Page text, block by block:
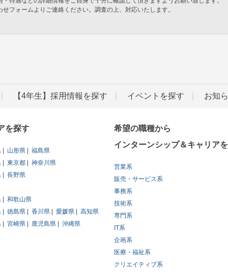
フォームよりご連絡ください。調査の上、対応いたします。
【4年生】採用情報を探す イベントを探す お知
を探す
山形県
福島県
東京都
神奈川県
長野県
和歌山県
徳島県 香川県 愛媛県
高知県
宮崎県 鹿児島県 沖縄県
希望の職種から
インターンシップ＆キャリア
営業系
販売・サービス系
事務系
技術系
専門系
IT系
企画系
医療・福祉系
クリエイティブ系